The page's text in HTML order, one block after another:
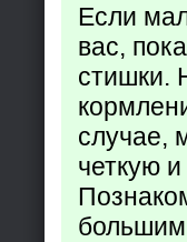
Если
вас,
стишки.
случае,
четкую